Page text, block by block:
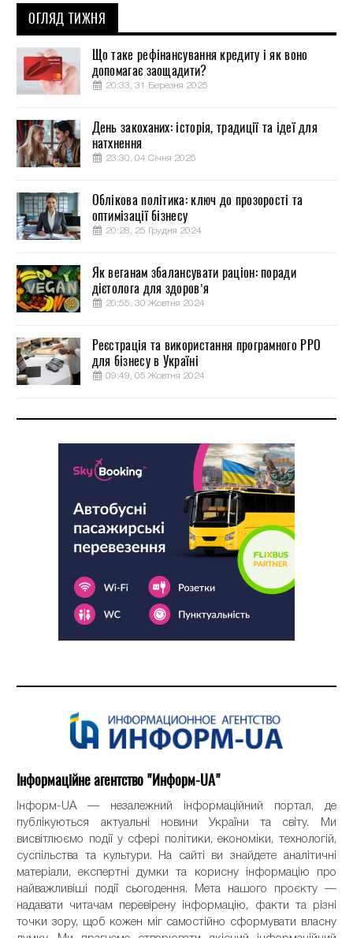
ОГЛЯД ТИЖНЯ
Що таке рефінансування кредиту і як воно
допомагає заощадити?
20:33, 31 Березня 2025
День закоханих: історія, традиції та ідеї для
натхнення
23:30, 04 Січня 2025
Облікова політика: ключ до прозорості та
оптимізації бізнесу
20:28, 25 Грудня 2024
Як веганам збалансувати раціон: поради
дієтолога для здоров’я
20:55, 30 Жовтня 2024
Реєстрація та використання програмного РРО
для бізнесу в Україні
09:49, 05 Жовтня 2024
Інформаційне агентство "Информ-UA"
Інформ-UA — незалежний інформаційний портал, де
публікуються актуальні новини України та світу. Ми
висвітлюємо події у сфері політики, економіки, технологій,
суспільства та культури. На сайті ви знайдете аналітичні
матеріали, експертні думки та корисну інформацію про
найважливіші події сьогодення. Мета нашого проєкту —
надавати читачам перевірену інформацію, факти та різні
точки зору, щоб кожен міг самостійно сформувати власну